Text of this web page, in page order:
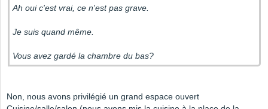
Ah oui c'est vrai, ce n'est pas grave.
Je suis quand même.
Vous avez gardé la chambre du bas?
Non, nous avons privilégié un grand espace ouvert